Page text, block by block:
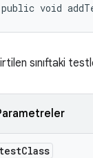
public void
sınıftaki
testClass